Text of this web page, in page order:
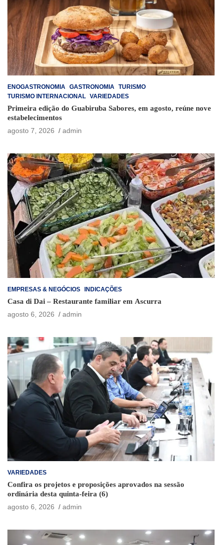
ENOGASTRONOMIA GASTRONOMIA
TURISMO
TURISMO INTERNACIONAL VARIEDADES
Primeira edição do Guabiruba Sabores, em agosto, reúne nove
estabelecimentos
agosto 7, 2026
admin
EMPRESAS & NEGÓCIOS INDICAÇÕES
Casa di Dai – Restaurante familiar em Ascurra
agosto 6, 2026
admin
VARIEDADES
Confira os projetos e proposições aprovados na sessão
ordinária desta quinta-feira (6)
agosto 6, 2026
admin